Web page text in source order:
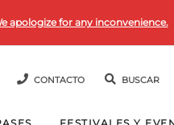
apologize for any inconvenience.
CONTACTO BUSCAR